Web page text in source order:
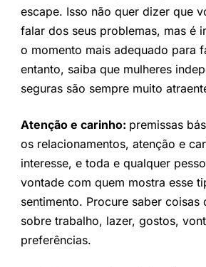
escape. Isso não quer dizer que
falar dos seus problemas, mas é
o momento mais adequado para
entanto, saiba que mulheres
seguras são sempre muito
Atenção e carinho: premissas
os relacionamentos, atenção e
interesse, e toda e qualquer
vontade com quem mostra esse
sentimento. Procure saber coisas
sobre trabalho, lazer, gostos,
preferências.